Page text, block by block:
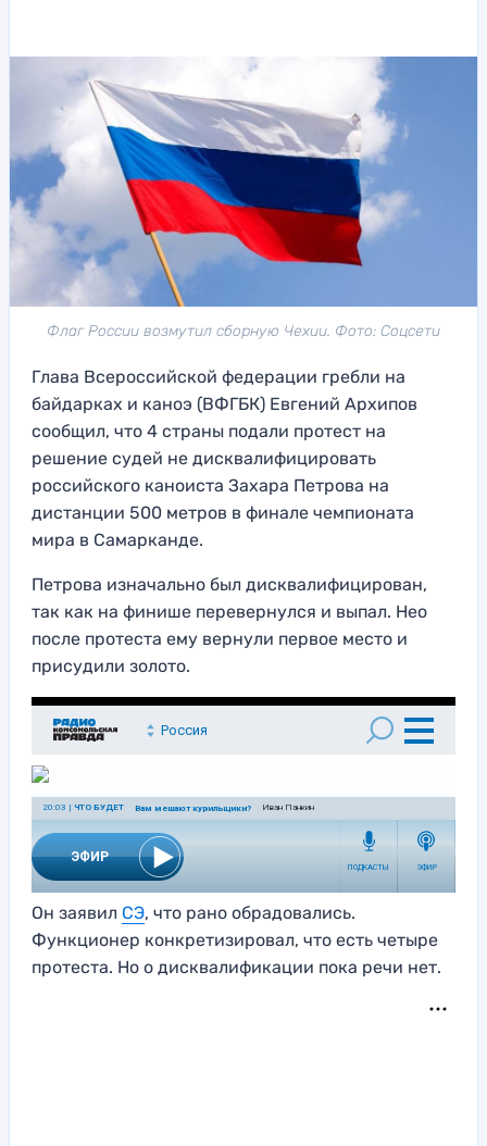
Флаг России возмутил сборную Чехии. Фото: Соцсети
Глава Всероссийской федерации гребли на
байдарках и каноэ (ВФГБК) Евгений Архипов
сообщил, что 4 страны подали протест на
решение судей не дисквалифицировать
российского каноиста Захара Петрова на
дистанции 500 метров в финале чемпионата
мира в Самарканде.
Петрова изначально был дисквалифицирован,
так как на финише перевернулся и выпал. Нео
после протеста ему вернули первое место и
присудили золото.
Он заявил СЭ, что рано обрадовались.
Функционер конкретизировал, что есть четыре
протеста. Но о дисквалификации пока речи нет.